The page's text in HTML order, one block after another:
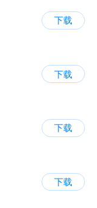
下载
下载
下载
下载